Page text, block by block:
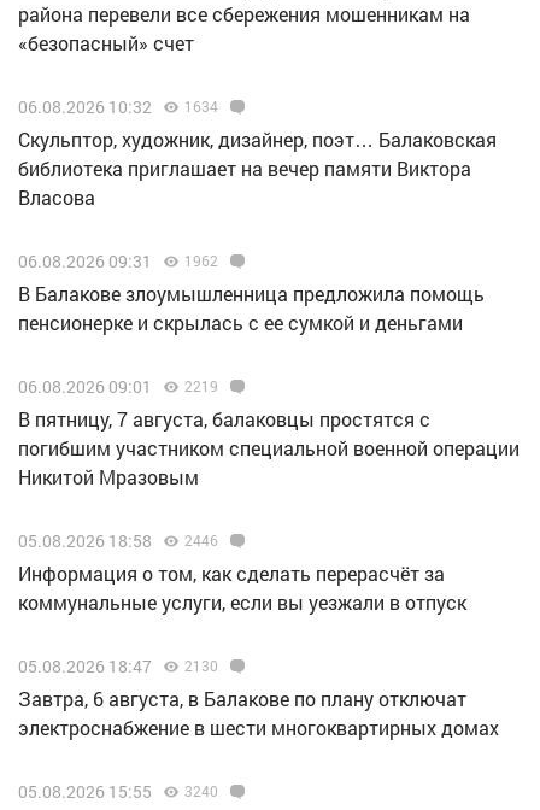
района перевели все сбережения мошенникам на
«безопасный» счет
06.08.2026 10:32 1634
Скульптор, художник, дизайнер, поэт… Балаковская
библиотека приглашает на вечер памяти Виктора
Власова
06.08.2026 09:31 1962
В Балакове злоумышленница предложила помощь
пенсионерке и скрылась с ее сумкой и деньгами
06.08.2026 09:01 2219
В пятницу, 7 августа, балаковцы простятся с
погибшим участником специальной военной операции
Никитой Мразовым
05.08.2026 18:58 2446
Информация о том, как сделать перерасчёт за
коммунальные услуги, если вы уезжали в отпуск
05.08.2026 18:47 2130
Завтра, 6 августа, в Балакове по плану отключат
электроснабжение в шести многоквартирных домах
05.08.2026 15:55 3240